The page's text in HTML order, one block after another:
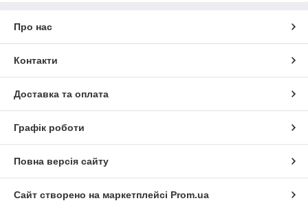
Про нас
Контакти
Доставка та оплата
Графік роботи
Повна версія сайту
Сайт створено на маркетплейсі Prom.ua